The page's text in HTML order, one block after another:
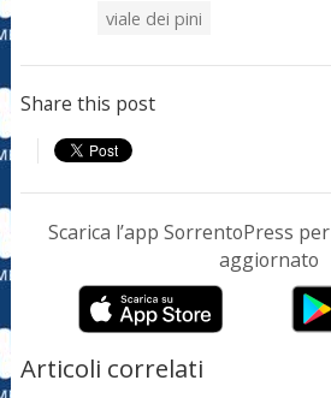
viale dei pini
Share this post
Scarica l’app SorrentoPress
aggiornato
Articoli correlati